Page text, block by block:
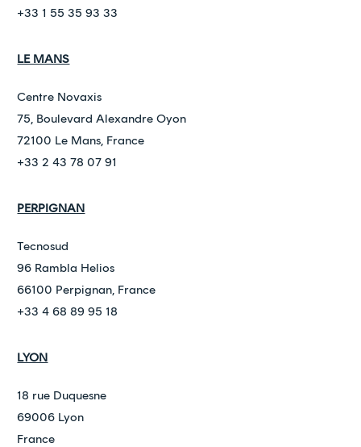
+33 1 55 35 93 33
LE MANS
Centre Novaxis
75, Boulevard Alexandre Oyon
72100 Le Mans, France
+33 2 43 78 07 91
PERPIGNAN
Tecnosud
96 Rambla Helios
66100 Perpignan, France
+33 4 68 89 95 18
LYON
18 rue Duquesne
69006 Lyon
France